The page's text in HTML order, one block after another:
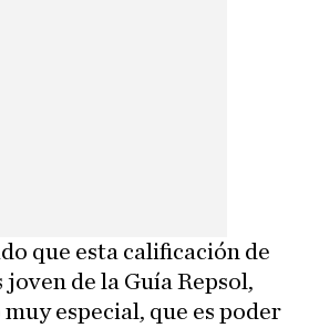
que esta calificación de
joven de la Guía Repsol,
especial, que es poder